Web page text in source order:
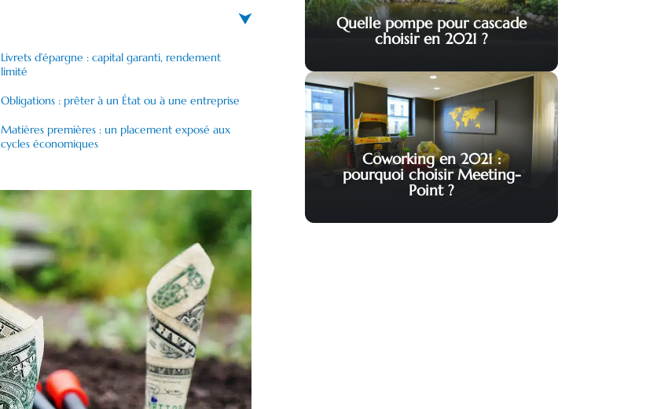
Livrets d’épargne : capital garanti, rendement
limité
Obligations : prêter à un État ou à une entreprise
Matières premières : un placement exposé aux
cycles économiques
Quelle pompe pour cascade
choisir en 2021 ?
Coworking en 2021 :
pourquoi choisir Meeting-
Point ?